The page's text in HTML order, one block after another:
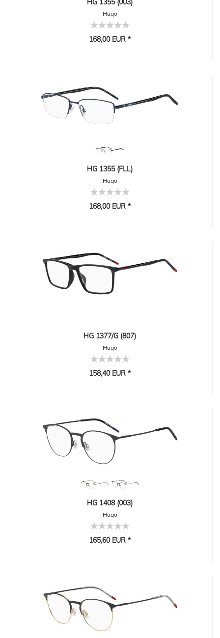
HG 1355 (003)
Hugo
168,00 EUR *
HG 1355 (FLL)
Hugo
168,00 EUR *
HG 1377/G (807)
Hugo
158,40 EUR *
HG 1408 (003)
Hugo
165,60 EUR *